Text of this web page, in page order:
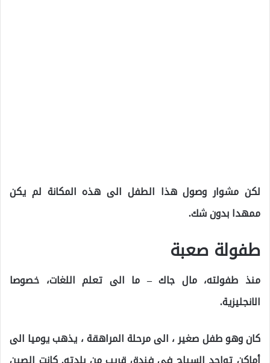
لكن مشوار وصول هذا الطفل الى هذه المكانة لم يكن
ممهدا بدون شك.
طفولة صعبة
منذ طفولته، مال جاك – ما الى تعلم اللغات، خصوصا
الانجليزية.
كان وهو طفل صغير ، الى مرحلة المراهقة ، يذهب يوميا الى